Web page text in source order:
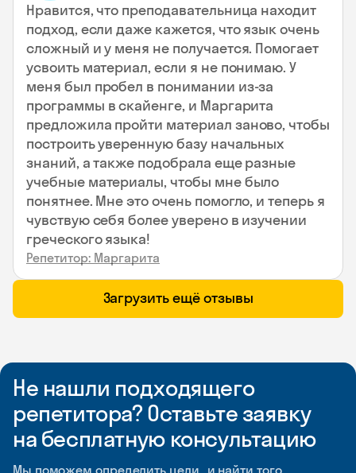
Нравится, что преподавательница находит
подход, если даже кажется, что язык очень
сложный и у меня не получается. Помогает
усвоить материал, если я не понимаю. У
меня был пробел в понимании из-за
программы в скайенге, и Маргарита
предложила пройти материал заново, чтобы
построить уверенную базу начальных
знаний, а также подобрала еще разные
учебные материалы, чтобы мне было
понятнее. Мне это очень помогло, и теперь я
чувствую себя более уверено в изучении
греческого языка!
Репетитор: Маргарита
Загрузить ещё отзывы
Не нашли подходящего
репетитора? Оставьте заявку
на бесплатную консультацию
Мы поможем определить цели и найти того